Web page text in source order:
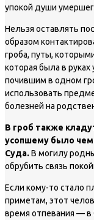
упокой души
Нельзя оставлять
образом
гроба, путы,
которая была в руках
почившим в одном
использовать
болезней на
В гроб также
усопшему было чем
Суда. В могилу
обрубить связь
Если кому-то стало
приметам, этот
время отпевания —